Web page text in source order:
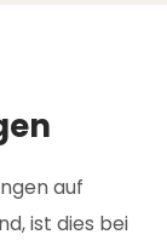
auf
ist dies bei